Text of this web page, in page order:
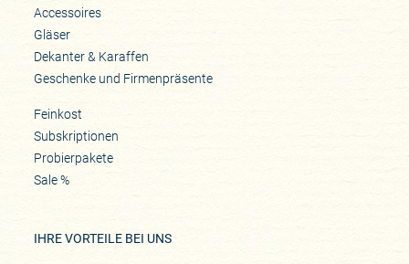
Accessoires
Gläser
Dekanter & Karaffen
Geschenke und Firmenpräsente
Feinkost
Subskriptionen
Probierpakete
Sale %
IHRE VORTEILE BEI UNS